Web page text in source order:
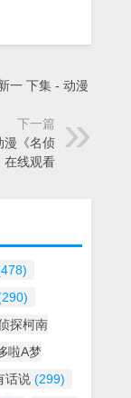
一 下集 - 动漫《名侦
下一篇
漫《名侦
在线观看
探柯南
啦A梦
话说 (299)